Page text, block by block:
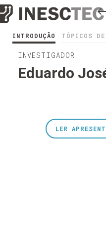
INTRODUÇÃO TÓPICOS
INVESTIGADOR
Eduardo
LER